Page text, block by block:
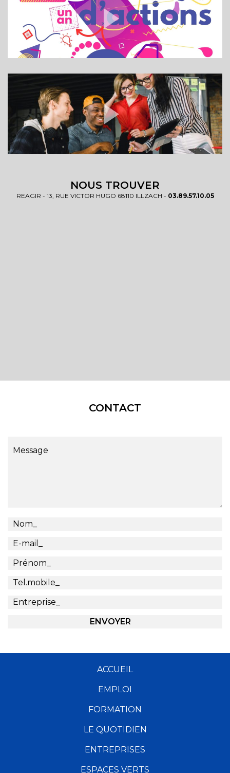
NOUS TROUVER
REAGIR - 13, RUE VICTOR HUGO 68110 ILLZACH - 03.89.57.10.05
CONTACT
ACCUEIL
EMPLOI
FORMATION
LE QUOTIDIEN
ENTREPRISES
ESPACES VERTS